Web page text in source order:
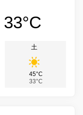
33°C
土
45°C
33°C